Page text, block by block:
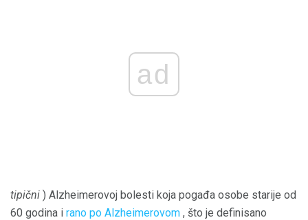
ad
tipični ) Alzheimerovoj bolesti koja pogađa osobe starije od
60 godina i rano po Alzheimerovom , što je definisano